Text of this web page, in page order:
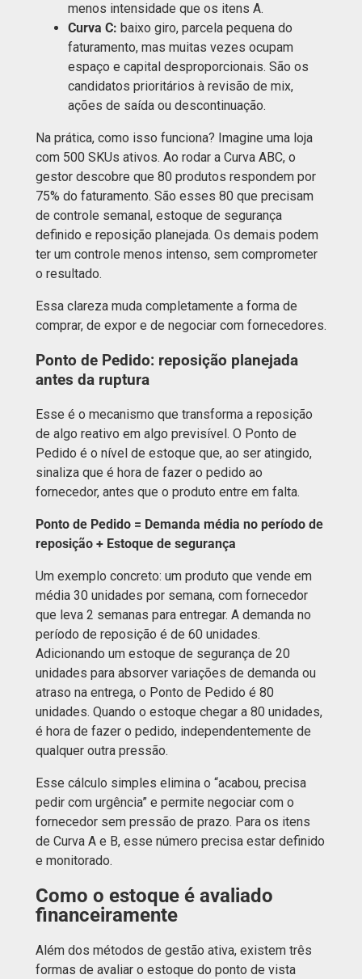
menos intensidade que os itens A.
Curva C: baixo giro, parcela pequena do
faturamento, mas muitas vezes ocupam
espaço e capital desproporcionais. São os
candidatos prioritários à revisão de mix,
ações de saída ou descontinuação.
Na prática, como isso funciona? Imagine uma loja
com 500 SKUs ativos. Ao rodar a Curva ABC, o
gestor descobre que 80 produtos respondem por
75% do faturamento. São esses 80 que precisam
de controle semanal, estoque de segurança
definido e reposição planejada. Os demais podem
ter um controle menos intenso, sem comprometer
o resultado.
Essa clareza muda completamente a forma de
comprar, de expor e de negociar com fornecedores.
Ponto de Pedido: reposição planejada
antes da ruptura
Esse é o mecanismo que transforma a reposição
de algo reativo em algo previsível. O Ponto de
Pedido é o nível de estoque que, ao ser atingido,
sinaliza que é hora de fazer o pedido ao
fornecedor, antes que o produto entre em falta.
Ponto de Pedido = Demanda média no período de
reposição + Estoque de segurança
Um exemplo concreto: um produto que vende em
média 30 unidades por semana, com fornecedor
que leva 2 semanas para entregar. A demanda no
período de reposição é de 60 unidades.
Adicionando um estoque de segurança de 20
unidades para absorver variações de demanda ou
atraso na entrega, o Ponto de Pedido é 80
unidades. Quando o estoque chegar a 80 unidades,
é hora de fazer o pedido, independentemente de
qualquer outra pressão.
Esse cálculo simples elimina o “acabou, precisa
pedir com urgência” e permite negociar com o
fornecedor sem pressão de prazo. Para os itens
de Curva A e B, esse número precisa estar definido
e monitorado.
Como o estoque é avaliado
financeiramente
Além dos métodos de gestão ativa, existem três
formas de avaliar o estoque do ponto de vista